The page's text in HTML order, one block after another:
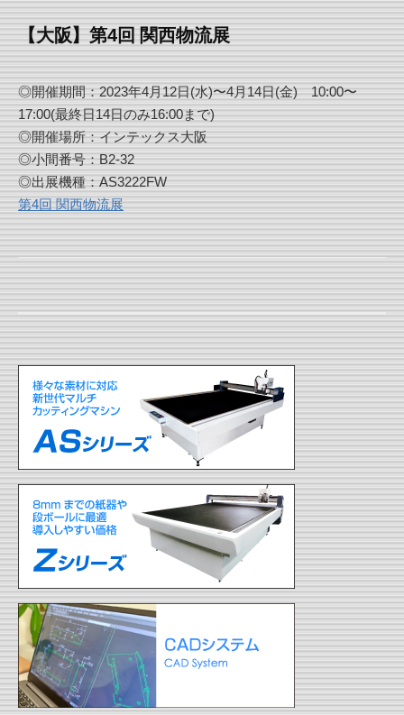
【大阪】第4回 関西物流展
◎開催期間：2023年4月12日(水)〜4月14日(金) 10:00〜
17:00(最終日14日のみ16:00まで)
◎開催場所：インテックス大阪
◎小間番号：B2-32
◎出展機種：AS3222FW
第4回 関西物流展